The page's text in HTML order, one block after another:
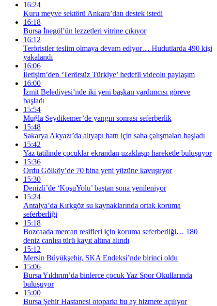
16:24
Kuru meyve sektörü Ankara’dan destek istedi
16:18
Bursa İnegöl’ün lezzetleri vitrine çıkıyor
16:12
Teröristler teslim olmaya devam ediyor… Hudutlarda 490 kişi
yakalandı
16:06
İletişim’den ‘Terörsüz Türkiye’ hedefli videolu paylaşım
16:00
İzmit Belediyesi’nde iki yeni başkan yardımcısı göreve
başladı
15:54
Muğla Seydikemer’de yangın sonrası seferberlik
15:48
Sakarya Akyazı’da altyapı hattı için saha çalışmaları başladı
15:42
Yaz tatilinde çocuklar ekrandan uzaklaşıp hareketle buluşuyor
15:36
Ordu Gölköy’de 70 bina yeni yüzüne kavuşuyor
15:30
Denizli’de ‘KoşuYolu’ baştan sona yenileniyor
15:24
Antalya’da Kırkgöz su kaynaklarında ortak koruma
seferberliği
15:18
Bozcaada mercan resifleri için koruma seferberliği… 180
deniz canlısı türü kayıt altına alındı
15:12
Mersin Büyükşehir, SKA Endeksi’nde birinci oldu
15:06
Bursa Yıldırım’da binlerce çocuk Yaz Spor Okullarında
buluşuyor
15:00
Bursa Şehir Hastanesi otoparkı bu ay hizmete açılıyor